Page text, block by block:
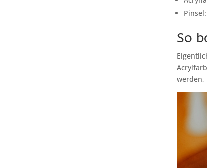
Pinsel:
So
werden,